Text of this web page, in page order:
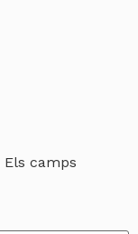
Els camps